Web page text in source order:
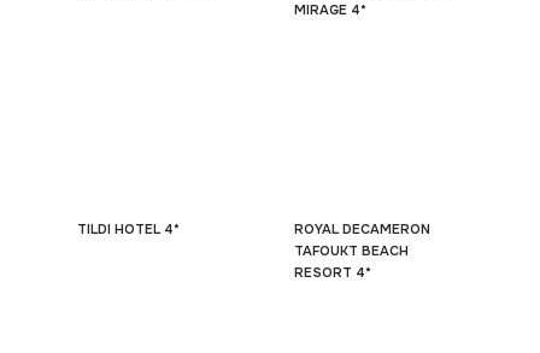
MIRAGE 4*
TILDI HOTEL 4*
ROYAL DECAMERON
TAFOUKT BEACH
RESORT 4*